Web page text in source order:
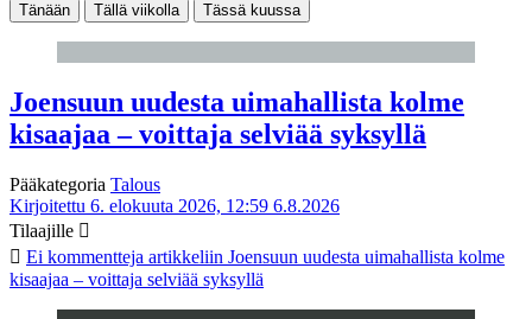
Tänään Tällä viikolla Tässä kuussa
Joensuun uudesta uimahallista kolme
kisaajaa – voittaja selviää syksyllä
Pääkategoria Talous
Kirjoitettu 6. elokuuta 2026, 12:59 6.8.2026
Tilaajille
Ei kommentteja artikkeliin Joensuun uudesta uimahallista kolme
kisaajaa – voittaja selviää syksyllä